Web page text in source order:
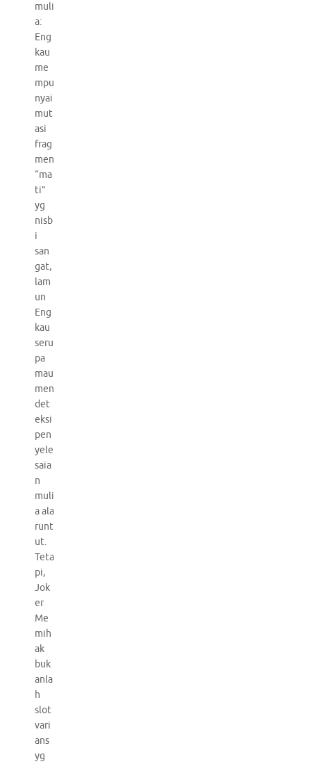
muli
a:
Eng
kau
me
mpu
nyai
mut
asi
frag
men
“ma
ti”
yg
nisb
i
san
gat,
lam
un
Eng
kau
seru
pa
mau
men
det
eksi
pen
yele
saia
n
muli
a ala
runt
ut.
Teta
pi,
Jok
er
Me
mih
ak
buk
anla
h
slot
vari
ans
yg